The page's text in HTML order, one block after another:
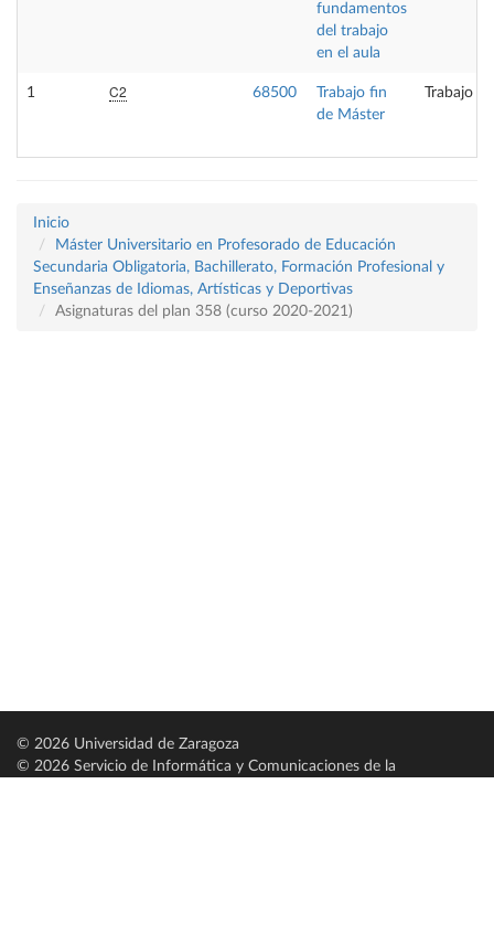
fundamentos
del trabajo
en el aula
1 C2 68500
Trabajo fin
de Máster
Trabajo
Inicio
Máster Universitario en Profesorado de Educación
Secundaria Obligatoria, Bachillerato, Formación Profesional y
Enseñanzas de Idiomas, Artísticas y Deportivas
Asignaturas del plan 358 (curso 2020-2021)
© 2026 Universidad de Zaragoza
© 2026 Servicio de Informática y Comunicaciones de la